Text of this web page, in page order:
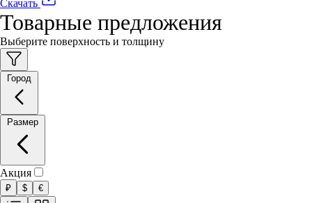
Скачать
Товарные предложения
Выберите поверхность и толщину
Акция
₽ $ €